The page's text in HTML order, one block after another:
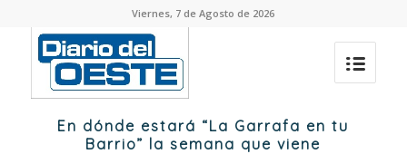
Viernes, 7 de Agosto de 2026
En dónde estará “La Garrafa en tu
Barrio” la semana que viene